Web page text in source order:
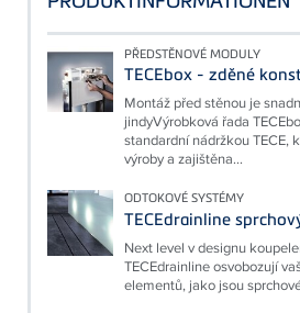
PŘEDSTĚNOVÉ MODULY
TECEbox - zděné
Montáž před stěnou je
jindyVýrobková řada
standardní nádržkou TECE,
výroby a zajištěna...
ODTOKOVÉ SYSTÉMY
TECEdrainline
Next level v designu
TECEdrainline osvobozují
elementů, jako jsou